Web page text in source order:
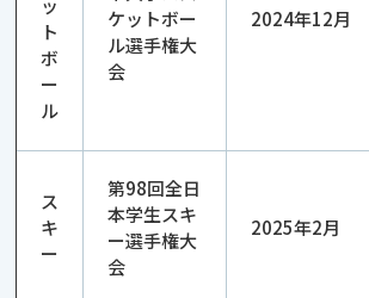
ッ
ト
ボ
ー
ル
ケットボー
ル選手権大
会
2024年12月
ス
キ
ー
第98回全日
本学生スキ
ー選手権大
会
2025年2月